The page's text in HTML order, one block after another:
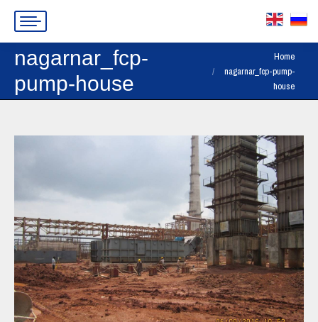
nagarnar_fcp-
pump-house
You are here:Home
nagarnar_fcp-pump-
house